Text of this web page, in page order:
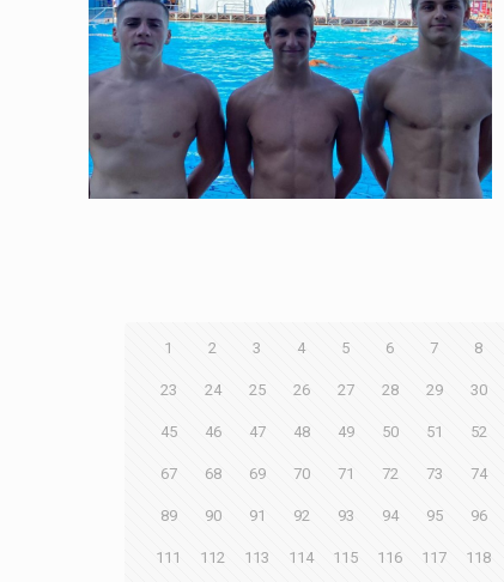
1 2 3 4 5 6 7 8
23 24 25 26 27 28 29 30
45 46 47 48 49 50 51 52
67 68 69 70 71 72 73 74
89 90 91 92 93 94 95 96
111 112 113 114 115 116 117 118